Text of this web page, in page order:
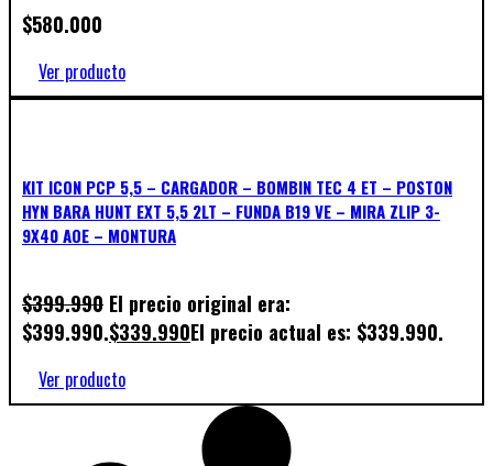
$580.000
Ver producto
KIT ICON PCP 5,5 – CARGADOR – BOMBIN TEC 4 ET – POSTON
HYN BARA HUNT EXT 5,5 2LT – FUNDA B19 VE – MIRA ZLIP 3-
9X40 AOE – MONTURA
$399.990 El precio original era:
$399.990.$339.990El precio actual es: $339.990.
Ver producto